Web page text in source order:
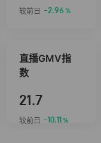
较前日 -2.96 %
直播GMV指
数
21.7
较前日 -10.11 %